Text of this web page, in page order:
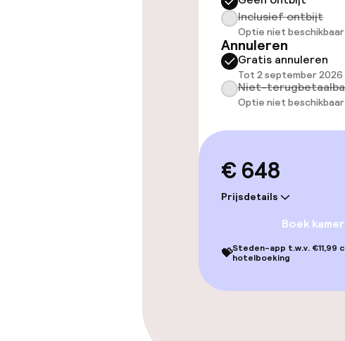
Entertainment
Gratis wifi
Eet- en
Bar
Inclusief ontbijt
Optie niet beschikbaar
Annuleren
Gratis annuleren
Tot 2 september 2026
Niet-
Optie niet beschikbaar
€ 648
Prijsdetails
Boek kamer
💝Steden-app t.w.v. €11,99
hotelboeking